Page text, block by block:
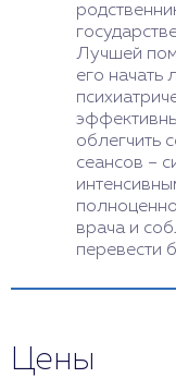
Лучшей
его начать
облегчить
сеансов –
врача и
перевести
Цены